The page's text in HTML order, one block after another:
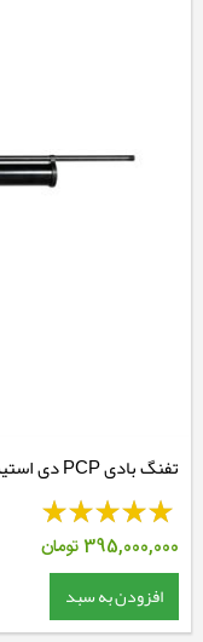
تفنگ بادی PCP دی استیت ایررنجر
395,000,000تومان
افزودن به سبد